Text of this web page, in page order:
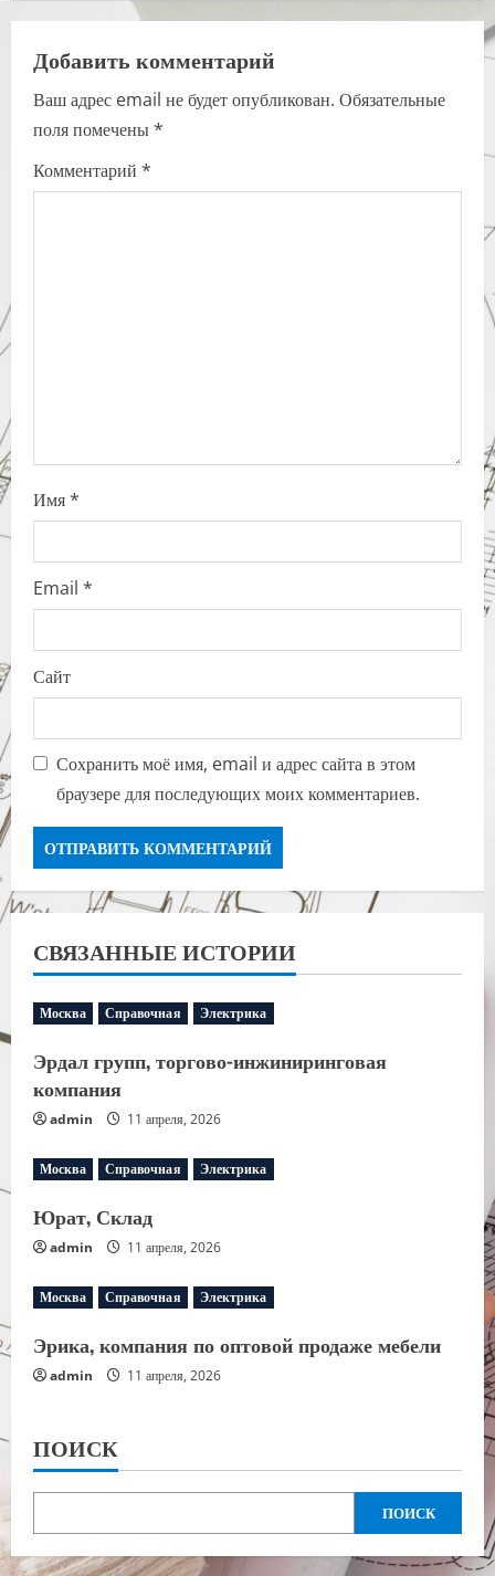
a
v
i
g
Добавить комментарий
Ваш адрес email не будет опубликован. Обязательные
поля помечены*
Комментарий *
Имя*
Email *
Сайт
Сохранить моё имя, email и адрес сайта в этом
браузере для последующих моих комментариев.
СВЯЗАННЫЕ ИСТОРИИ
Москва Справочная Электрика
Эрдал групп, торгово-инжиниринговая
компания
admin 11 апреля, 2026
Москва Справочная Электрика
Юрат, Склад
admin 11 апреля, 2026
Москва Справочная Электрика
Эрика, компания по оптовой продаже мебели
admin 11 апреля, 2026
ПОИСК
ПОИСК